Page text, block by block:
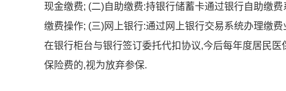
现金缴费; (二)自助缴费:持银行储蓄卡通过银行自助缴
缴费操作; (三)网上银行:通过网上银行交易系统办理缴
在银行柜台与银行签订委托代扣协议,今后每年度居民
保险费的,视为放弃参保.